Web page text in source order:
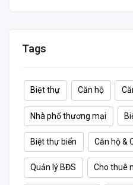
Tags
Biệt thự Căn hộ
Nhà phố thương mại
Biệt thự biển Căn hộ &
Quản lý BĐS Cho thuê